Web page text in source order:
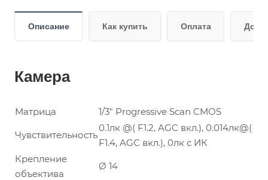
Описание Как купить Оплата
Камера
Матрица 1/3" Progressive Scan CMOS
Чувствительность
0.1лк @( F1.2, AGC вкл.), 0.014лк@(
F1.4, AGC вкл.), 0лк с ИК
Крепление
объектива
Ø 14